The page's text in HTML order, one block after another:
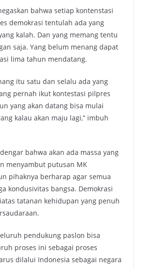
bahwa setiap kontenstasi
demokrasi tentulah ada yang
kalah. Dan yang memang tentu
saja. Yang belum menang dapat
lima tahun mendatang.
itu satu dan selalu ada yang
pernah ikut kontestasi pilpres
yang akan datang bisa mulai
kalau akan maju lagi,” imbuh
bahwa akan ada massa yang
menyambut putusan MK
pihaknya berharap agar semua
kondusivitas bangsa. Demokrasi
tatanan kehidupan yang penuh
pendukung paslon bisa
proses ini sebagai proses
dilalui Indonesia sebagai negara